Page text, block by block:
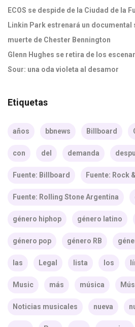
ECOS se despide de la Ciudad de la
Linkin Park estrenará un
muerte de Chester Bennington
Glenn Hughes se retira de los
Sour: una oda violeta al desamor
Etiquetas
años bbnews Billboard
con del demanda
Fuente: Billboard Fuente: Rock
Fuente: Rolling Stone Argentina
género hiphop género latino
género pop género RB
las Legal lista los
Music más música
Noticias musicales nueva